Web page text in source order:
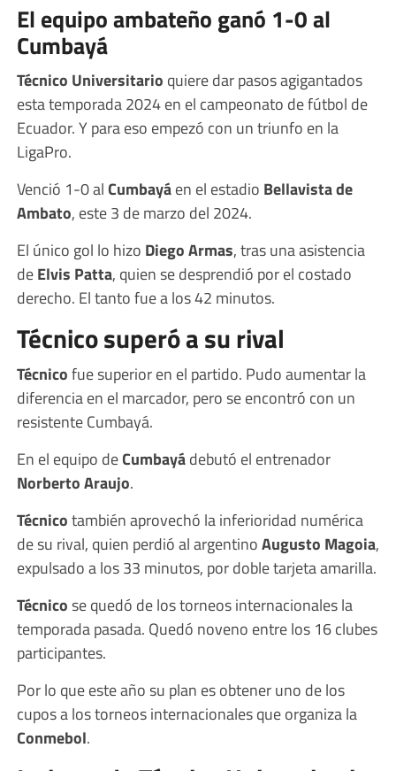
El equipo ambateño ganó 1-0 al
Cumbayá
Técnico Universitario quiere dar pasos agigantados
esta temporada 2024 en el campeonato de fútbol de
Ecuador. Y para eso empezó con un triunfo en la
LigaPro.
Venció 1-0 alCumbayáen el estadio Bellavista de
Ambato, este 3 de marzo del 2024.
El único gol lo hizo Diego Armas, tras una asistencia
deElvis Patta, quien se desprendió por el costado
derecho. El tanto fue a los 42 minutos.
Técnico superó a su rival
Técnicofue superior en el partido. Pudo aumentar la
diferencia en el marcador, pero se encontró con un
resistente Cumbayá.
En el equipo deCumbayádebutó el entrenador
Norberto Araujo.
Técnicotambién aprovechó la inferioridad numérica
de su rival, quien perdió al argentinoAugusto Magoia,
expulsado a los 33 minutos, por doble tarjeta amarilla.
Técnicose quedó de los torneos internacionales la
temporada pasada. Quedó noveno entre los 16 clubes
participantes.
Por lo que este año su plan es obtener uno de los
cupos a los torneos internacionales que organiza la
Conmebol.